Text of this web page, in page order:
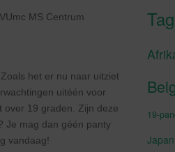
MS Centrum
het er nu naar uitziet
uitéén voor
over 19 graden. Zijn deze
Je mag dan géén panty
vandaag!
19-
Japan